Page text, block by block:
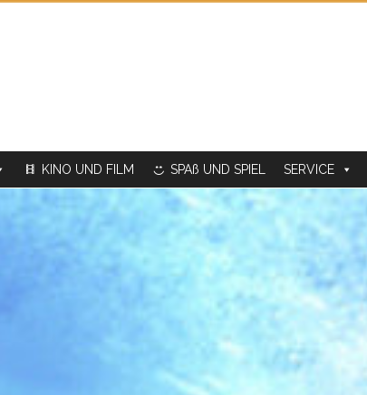
KINO UND FILM SPAß UND SPIEL SERVICE